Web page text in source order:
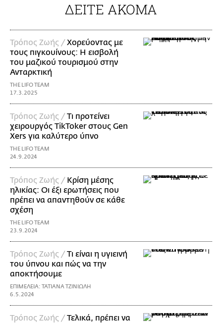
ΔΕΙΤΕ ΑΚΟΜΑ
Τρόπος Ζωής /Χορεύοντας με
τους πιγκουίνους: Η εισβολή
του μαζικού τουρισμού στην
Ανταρκτική
THE LIFO TEAM
17.3.2025
Τρόπος Ζωής /Τι προτείνει
χειρουργός TikToker στους Gen
Xers για καλύτερο ύπνο
THE LIFO TEAM
24.9.2024
Τρόπος Ζωής / Kρίση μέσης
ηλικίας: Οι έξι ερωτήσεις που
πρέπει να απαντηθούν σε κάθε
σχέση
THE LIFO TEAM
23.9.2024
Τρόπος Ζωής /Τι είναι η υγιεινή
του ύπνου και πώς να την
αποκτήσουμε
ΕΠΙΜΕΛΕΙΑ: ΤΑΤΙΑΝΑ ΤΖΙΝΙΩΛΗ
6.5.2024
Τρόπος Ζωής /Τελικά, πρέπει να